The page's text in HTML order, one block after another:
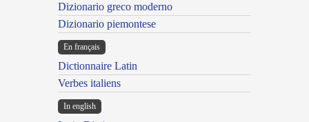
Dizionario greco moderno
Dizionario piemontese
En français
Dictionnaire Latin
Verbes italiens
In english